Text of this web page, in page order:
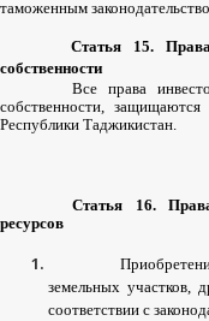
таможенным
Статья 15.
собственности
Все права
собственности,защищаются
Республики Таджикистан.
Статья 16.
ресурсов
земельных участков,
соответствии с